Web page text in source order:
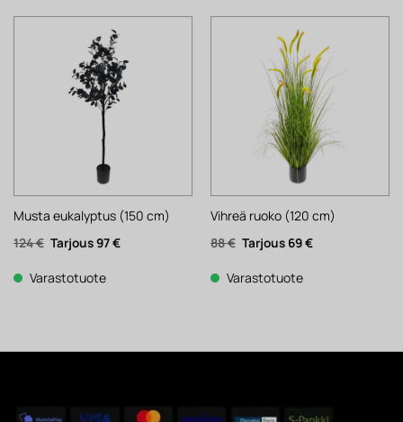
Musta eukalyptus (150 cm)
124€ Alkuperäinen
hinta
124 €.
97€Nykyinen
Varastotuote
Vihreä ruoko (120 cm)
88€ Alkuperäinen
hinta
88 €.
69€Nykyinen
Varastotuote